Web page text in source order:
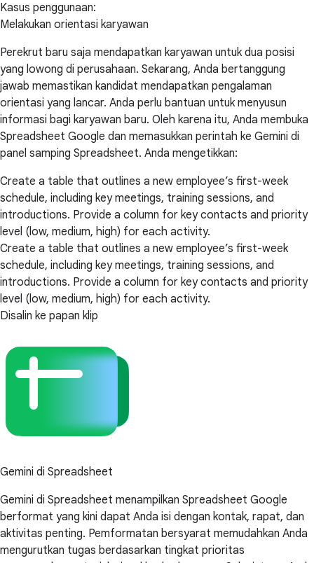
Kasus penggunaan:
Melakukan orientasi karyawan
Perekrut baru saja mendapatkan karyawan untuk dua posisi
yang lowong di perusahaan. Sekarang, Anda bertanggung
jawab memastikan kandidat mendapatkan pengalaman
orientasi yang lancar. Anda perlu bantuan untuk menyusun
informasi bagi karyawan baru. Oleh karena itu, Anda membuka
Spreadsheet Google dan memasukkan perintah ke Gemini di
panel samping Spreadsheet. Anda mengetikkan:
Create a table that outlines a new employee’s first-week
schedule, including key meetings, training sessions, and
introductions. Provide a column for key contacts and priority
level (low, medium, high) for each activity.
Create a table that outlines a new employee’s first-week
schedule, including key meetings, training sessions, and
introductions. Provide a column for key contacts and priority
level (low, medium, high) for each activity.
Disalin ke papan klip
Gemini di Spreadsheet
Gemini di Spreadsheet menampilkan Spreadsheet Google
berformat yang kini dapat Anda isi dengan kontak, rapat, dan
aktivitas penting. Pemformatan bersyarat memudahkan Anda
mengurutkan tugas berdasarkan tingkat prioritas